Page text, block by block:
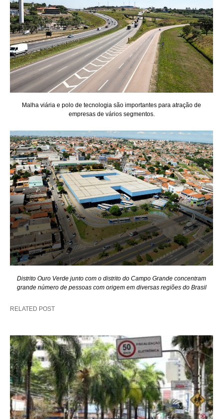
Malha viária e polo de tecnologia são importantes para atração de
empresas de vários segmentos.
Distrito Ouro Verde junto com o distrito do Campo Grande concentram
grande número de pessoas com origem em diversas regiões do Brasil
RELATED POST